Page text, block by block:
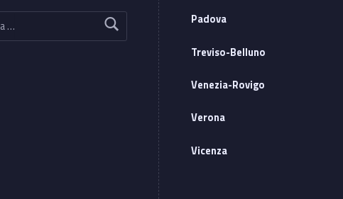
Padova
Treviso-Belluno
Venezia-Rovigo
Verona
Vicenza